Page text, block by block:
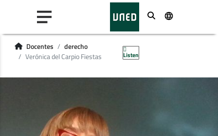
Buscar
Docentes
derecho
Verónica del Carpio Fiestas
Listen